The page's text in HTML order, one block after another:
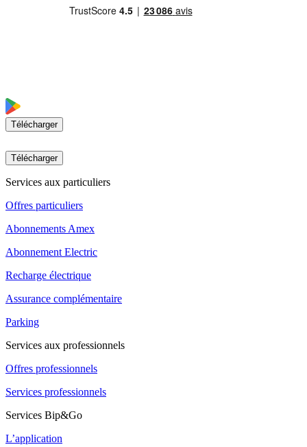
Télécharger
Télécharger
Services aux particuliers
Offres particuliers
Abonnements Amex
Abonnement Electric
Recharge électrique
Assurance complémentaire
Parking
Services aux professionnels
Offres professionnels
Services professionnels
Services Bip&Go
L’application